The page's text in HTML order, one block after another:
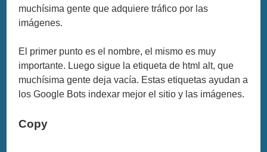
muchísima gente que adquiere tráfico por las
imágenes.
El primer punto es el nombre, el mismo es muy
importante. Luego sigue la etiqueta de html alt, que
muchísima gente deja vacía. Estas etiquetas ayudan a
los Google Bots indexar mejor el sitio y las imágenes.
Copy